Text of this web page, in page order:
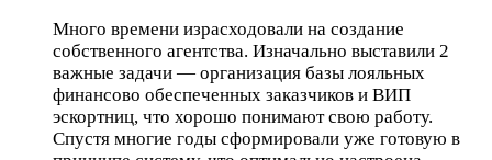
Много времени израсходовали на создание
собственного агентства. Изначально выставили 2
важные задачи — организация базы лояльных
финансово обеспеченных заказчиков и ВИП
эскортниц, что хорошо понимают свою работу.
Спустя многие годы сформировали уже готовую в